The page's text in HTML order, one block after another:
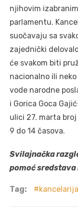
njihovim
parlamentu.
suočavaju sa
zajednički
će svakom biti
nacionalno ili
vode narodne
i Gorica Goca
ulici 27. marta
9 do 14 časova.
Svilajnačka
pomoć sredstava
Tag: kancelarija